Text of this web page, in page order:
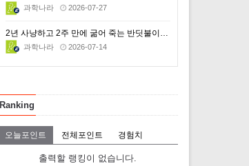
과학나라 2026-07-27
과학나라 2026-07-14
Ranking
오늘포인트 전체포인트 경험치
출력할 랭킹이 없습니다.